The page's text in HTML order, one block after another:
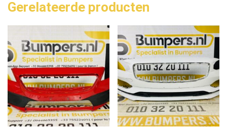
Gerelateerde producten